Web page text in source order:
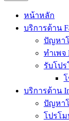
หน้าหลัก
บริการด้าน
ปัญหา
ทำเพจ
รับโป
บริการด้าน
ปัญหา
โปรโม